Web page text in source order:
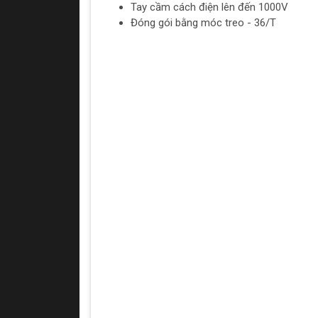
Tay cầm cách điện lên đến 1000V
Đóng gói bằng móc treo - 36/T